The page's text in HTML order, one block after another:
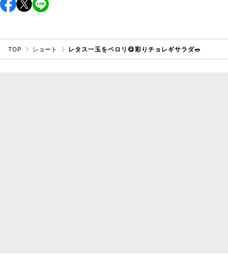
TOP ショート レタス一玉をペロリ😋彩りチョレギサラダ🥗